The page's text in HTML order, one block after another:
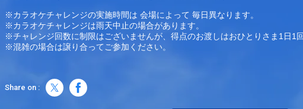
※カラオケチャレンジの実施時間は 会場によって 毎日異なります。
※カラオケチャレンジは雨天中止の場合があります。
※チャレンジ回数に制限はございませんが、得点のお渡しはおひとりさま1日1
Share on :